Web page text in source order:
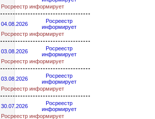
Росреестр информирует
04.08.2026
Росреестр
информирует
Росреестр информирует
03.08.2026
Росреестр
информирует
Росреестр информирует
03.08.2026
Росреестр
информирует
Росреестр информирует
30.07.2026
Росреестр
информирует
Росреестр информирует